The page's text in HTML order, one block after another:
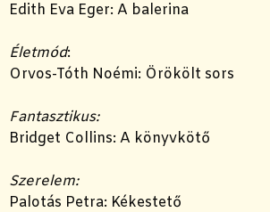
Edith Eva Eger: A balerina
Életmód:
Orvos-Tóth Noémi: Örökölt sors
Fantasztikus:
Bridget Collins: A könyvkötő
Szerelem:
Palotás Petra: Kékestető